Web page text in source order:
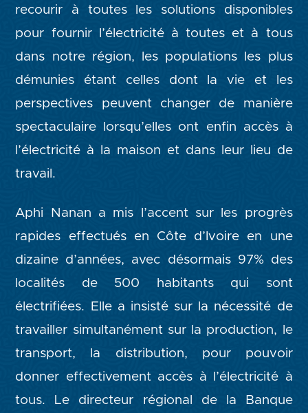
recourir à toutes les solutions disponibles
pour fournir l’électricité à toutes et à tous
dans notre région, les populations les plus
démunies étant celles dont la vie et les
perspectives peuvent changer de manière
spectaculaire lorsqu’elles ont enfin accès à
l’électricité à la maison et dans leur lieu de
travail.
Aphi Nanan a mis l’accent sur les progrès
rapides effectués en Côte d’Ivoire en une
dizaine d’années, avec désormais 97% des
localités de 500 habitants qui sont
électrifiées. Elle a insisté sur la nécessité de
travailler simultanément sur la production, le
transport, la distribution, pour pouvoir
donner effectivement accès à l’électricité à
tous. Le directeur régional de la Banque